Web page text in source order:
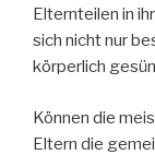
Elternteilen in
sich nicht nur
körperlich
Können die
Eltern die